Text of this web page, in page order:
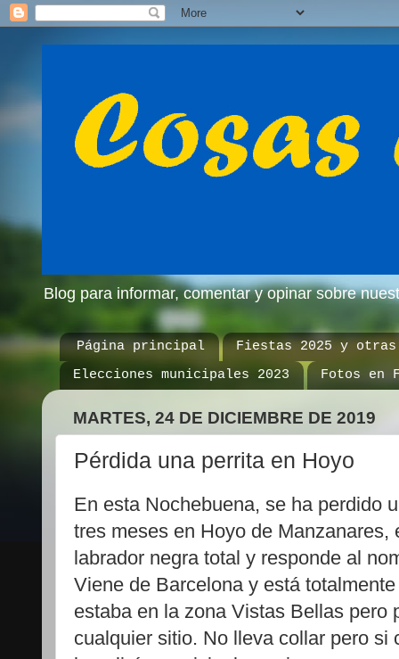
Blog para informar, comentar y opinar sobre
Página principal
Fiestas 2025 y otras
Elecciones municipales 2023
Fotos en
MARTES, 24 DE DICIEMBRE DE 2019
Pérdida una perrita en Hoyo
En esta Nochebuena, se ha perdido
tres meses en Hoyo de Manzanares,
labrador negra total y responde al
Viene de Barcelona y está
estaba en la zona Vistas Bellas pero
cualquier sitio. No lleva collar pero si